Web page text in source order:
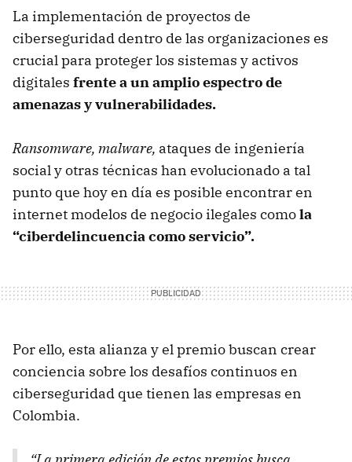
La implementación de proyectos de
ciberseguridad dentro de las organizaciones es
crucial para proteger los sistemas y activos
digitales frente a un amplio espectro de
amenazas y vulnerabilidades.
Ransomware, malware, ataques de ingeniería
social y otras técnicas han evolucionado a tal
punto que hoy en día es posible encontrar en
internet modelos de negocio ilegales comola
“ciberdelincuencia como servicio”.
Por ello, esta alianza y el premio buscan crear
conciencia sobre los desafíos continuos en
ciberseguridad que tienen las empresas en
Colombia.